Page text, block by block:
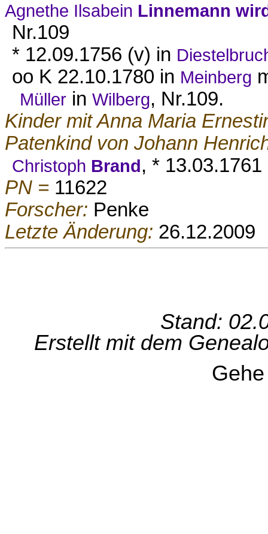
Agnethe Ilsabein Linnemann
Nr.109
* 12.09.1756 (v) in
oo K 22.10.1780 in Meinberg
Müllerin Wilberg, Nr.109.
Kinder mit Anna Maria
Patenkind von Johann
Christoph Brand, *
PN = 11622
Forscher: Penke
Letzte Änderung: 26.12.2009
Stand:
Erstellt mit dem